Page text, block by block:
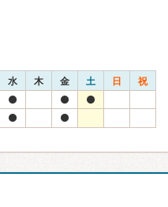
水 木 金 土 日 祝